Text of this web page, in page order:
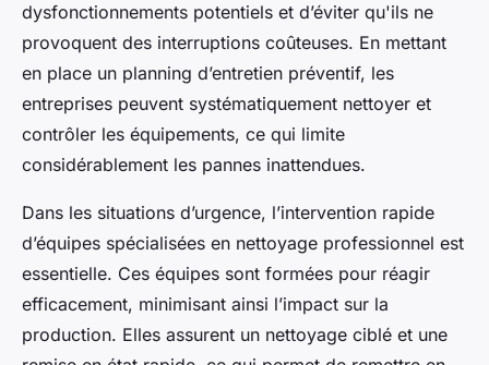
dysfonctionnements potentiels et d’éviter qu'ils ne
provoquent des interruptions coûteuses. En mettant
en place un planning d’entretien préventif, les
entreprises peuvent systématiquement nettoyer et
contrôler les équipements, ce qui limite
considérablement les pannes inattendues.
Dans les situations d’urgence, l’intervention rapide
d’équipes spécialisées en nettoyage professionnel est
essentielle. Ces équipes sont formées pour réagir
efficacement, minimisant ainsi l’impact sur la
production. Elles assurent un nettoyage ciblé et une